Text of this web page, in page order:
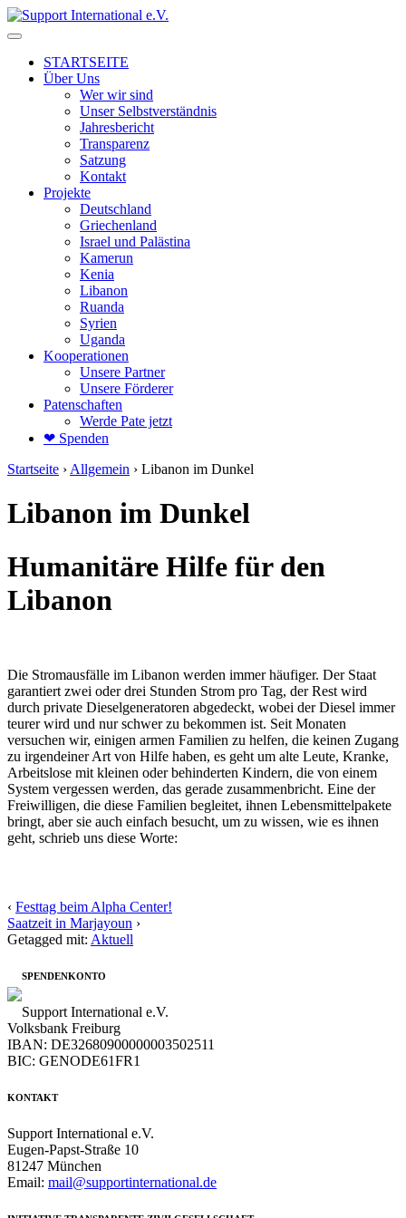
↓
Skip
Main
Content
STARTSEITE
Über Uns
Wer wir sind
Unser Selbstverständnis
Jahresbericht
Transparenz
Satzung
Kontakt
Projekte
Deutschland
Griechenland
Israel und Palästina
Kamerun
Kenia
Libanon
Ruanda
Syrien
Uganda
Kooperationen
Unsere Partner
Unsere Förderer
Patenschaften
Werde Pate jetzt
❤ Spenden
Startseite › Allgemein › Libanon im Dunkel
Libanon im Dunkel
Humanitäre Hilfe für den
Libanon
Die Stromausfälle im Libanon werden immer häufiger. Der Staat
garantiert zwei oder drei Stunden Strom pro Tag, der Rest wird
durch private Dieselgeneratoren abgedeckt, wobei der Diesel immer
teurer wird und nur schwer zu bekommen ist. Seit Monaten
versuchen wir, einigen armen Familien zu helfen, die keinen Zugang
zu irgendeiner Art von Hilfe haben, es geht um alte Leute, Kranke,
Arbeitslose mit kleinen oder behinderten Kindern, die von einem
System vergessen werden, das gerade zusammenbricht. Eine der
Freiwilligen, die diese Familien begleitet, ihnen Lebensmittelpakete
bringt, aber sie auch einfach besucht, um zu wissen, wie es ihnen
geht, schrieb uns diese Worte:
‹ Festtag beim Alpha Center!
Saatzeit in Marjayoun ›
Getagged mit: Aktuell
SPENDENKONTO
Support International e.V.
Volksbank Freiburg
IBAN: DE32680900000003502511
BIC: GENODE61FR1
KONTAKT
Support International e.V.
Eugen-Papst-Straße 10
81247 München
Email: mail@supportinternational.de